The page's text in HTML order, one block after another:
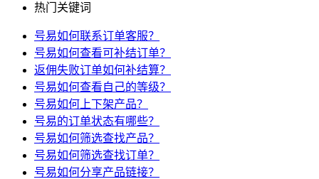
热门关键词
号易如何联系订单客服？
号易如何查看可补结订单？
返佣失败订单如何补结算？
号易如何查看自己的等级？
号易如何上下架产品？
号易的订单状态有哪些？
号易如何筛选查找产品？
号易如何筛选查找订单？
号易如何分享产品链接？